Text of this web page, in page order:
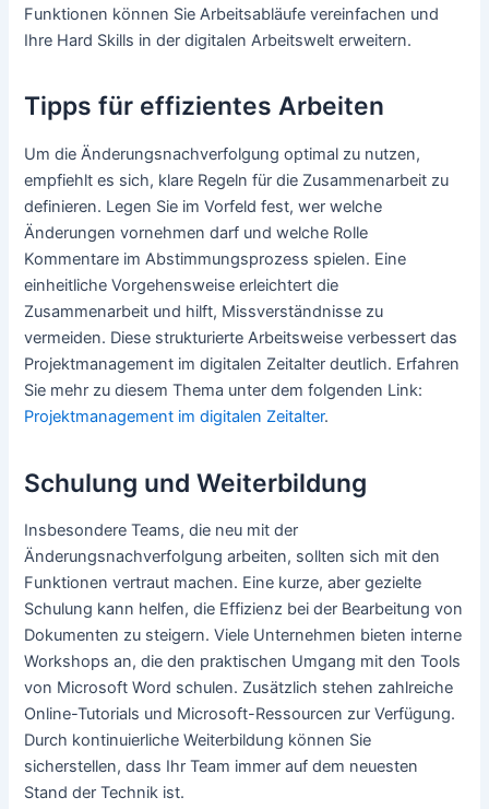
Funktionen können Sie Arbeitsabläufe vereinfachen und
Ihre Hard Skills in der digitalen Arbeitswelt erweitern.
Tipps für effizientes Arbeiten
Um die Änderungsnachverfolgung optimal zu nutzen,
empfiehlt es sich, klare Regeln für die Zusammenarbeit zu
definieren. Legen Sie im Vorfeld fest, wer welche
Änderungen vornehmen darf und welche Rolle
Kommentare im Abstimmungsprozess spielen. Eine
einheitliche Vorgehensweise erleichtert die
Zusammenarbeit und hilft, Missverständnisse zu
vermeiden. Diese strukturierte Arbeitsweise verbessert das
Projektmanagement im digitalen Zeitalter deutlich. Erfahren
Sie mehr zu diesem Thema unter dem folgenden Link:
Projektmanagement im digitalen Zeitalter.
Schulung und Weiterbildung
Insbesondere Teams, die neu mit der
Änderungsnachverfolgung arbeiten, sollten sich mit den
Funktionen vertraut machen. Eine kurze, aber gezielte
Schulung kann helfen, die Effizienz bei der Bearbeitung von
Dokumenten zu steigern. Viele Unternehmen bieten interne
Workshops an, die den praktischen Umgang mit den Tools
von Microsoft Word schulen. Zusätzlich stehen zahlreiche
Online-Tutorials und Microsoft-Ressourcen zur Verfügung.
Durch kontinuierliche Weiterbildung können Sie
sicherstellen, dass Ihr Team immer auf dem neuesten
Stand der Technik ist.